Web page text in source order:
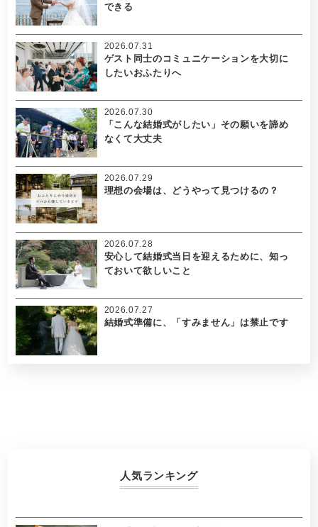
できる
ゲスト同士のコミュニケーションを大切に
したいおふたりへ
2026.07.31
「こんな結婚式がしたい」その願いを諦め
なくて大丈夫
2026.07.30
理想の会場は、どうやって見つけるの？
2026.07.29
安心して結婚式当日を迎えるために、知っ
ておいて欲しいこと
2026.07.28
結婚式準備に、「すみません」は禁止です
2026.07.27
人気ランキング